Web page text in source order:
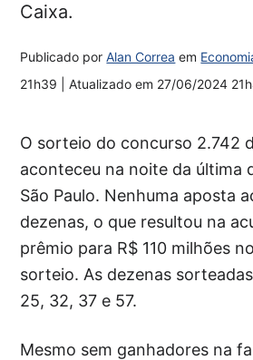
Caixa.
Publicado porAlan Correa em
21h39
| Atualizado em 27/06/2024
O sorteio do concurso 2.742
aconteceu na noite da última
São Paulo. Nenhuma aposta
dezenas, o que resultou na
prêmio para R$ 110 milhões
sorteio. As dezenas
25, 32, 37 e 57.
Mesmo sem ganhadores na